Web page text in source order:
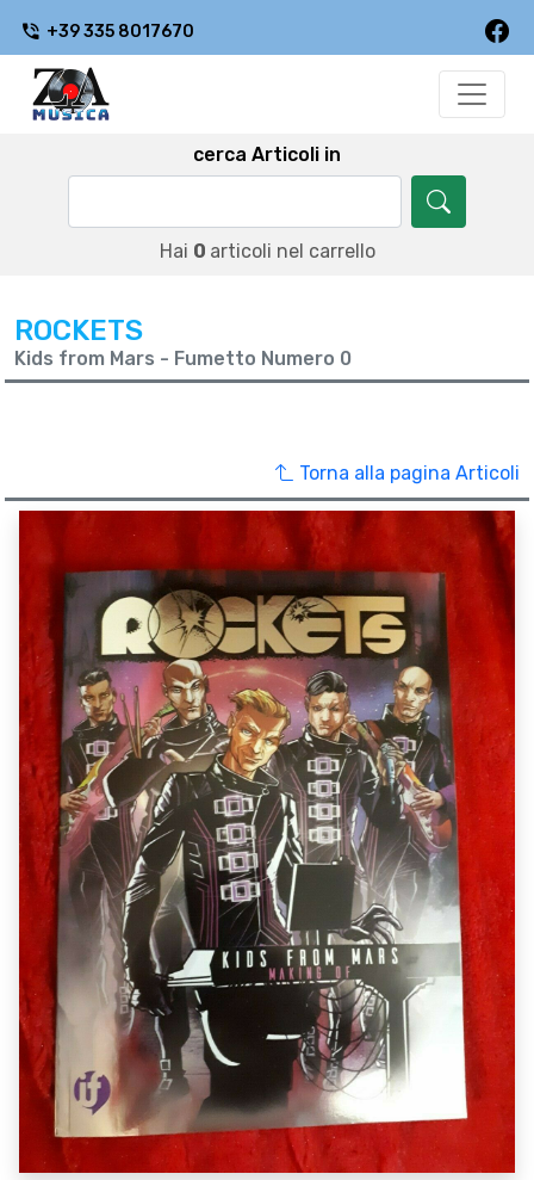
+39 335 8017670
cerca Articoli in
Hai 0 articoli nel carrello
ROCKETS
Kids from Mars - Fumetto Numero 0
Torna alla pagina Articoli